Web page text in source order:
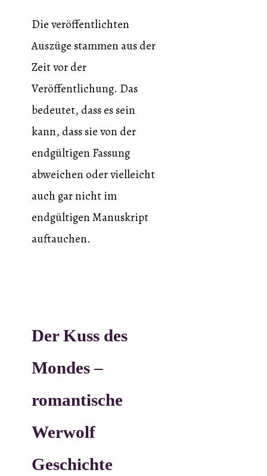
Die veröffentlichten
Auszüge stammen aus der
Zeit vor der
Veröffentlichung. Das
bedeutet, dass es sein
kann, dass sie von der
endgültigen Fassung
abweichen oder vielleicht
auch gar nicht im
endgültigen Manuskript
auftauchen.
Der Kuss des
Mondes –
romantische
Werwolf
Geschichte